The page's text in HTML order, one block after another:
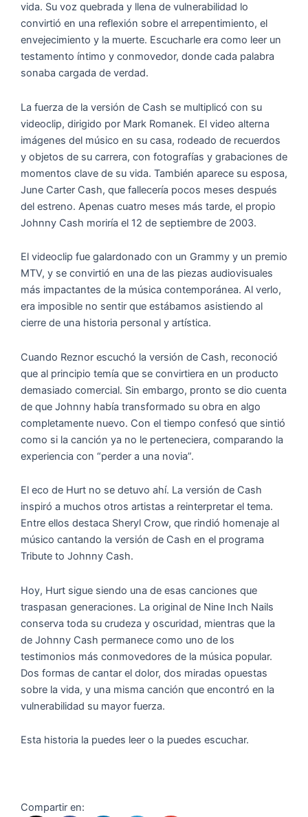
vida. Su voz quebrada y llena de vulnerabilidad lo
convirtió en una reflexión sobre el arrepentimiento, el
envejecimiento y la muerte. Escucharle era como leer un
testamento íntimo y conmovedor, donde cada palabra
sonaba cargada de verdad.
La fuerza de la versión de Cash se multiplicó con su
videoclip, dirigido por Mark Romanek. El video alterna
imágenes del músico en su casa, rodeado de recuerdos
y objetos de su carrera, con fotografías y grabaciones de
momentos clave de su vida. También aparece su esposa,
June Carter Cash, que fallecería pocos meses después
del estreno. Apenas cuatro meses más tarde, el propio
Johnny Cash moriría el 12 de septiembre de 2003.
El videoclip fue galardonado con un Grammy y un premio
MTV, y se convirtió en una de las piezas audiovisuales
más impactantes de la música contemporánea. Al verlo,
era imposible no sentir que estábamos asistiendo al
cierre de una historia personal y artística.
Cuando Reznor escuchó la versión de Cash, reconoció
que al principio temía que se convirtiera en un producto
demasiado comercial. Sin embargo, pronto se dio cuenta
de que Johnny había transformado su obra en algo
completamente nuevo. Con el tiempo confesó que sintió
como si la canción ya no le perteneciera, comparando la
experiencia con “perder a una novia”.
El eco de Hurt no se detuvo ahí. La versión de Cash
inspiró a muchos otros artistas a reinterpretar el tema.
Entre ellos destaca Sheryl Crow, que rindió homenaje al
músico cantando la versión de Cash en el programa
Tribute to Johnny Cash.
Hoy, Hurt sigue siendo una de esas canciones que
traspasan generaciones. La original de Nine Inch Nails
conserva toda su crudeza y oscuridad, mientras que la
de Johnny Cash permanece como uno de los
testimonios más conmovedores de la música popular.
Dos formas de cantar el dolor, dos miradas opuestas
sobre la vida, y una misma canción que encontró en la
vulnerabilidad su mayor fuerza.
Esta historia la puedes leer o la puedes escuchar.
Compartir en: